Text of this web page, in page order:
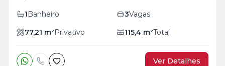
1Banheiro 3Vagas
77,21 m²Privativo 115,4 m²Total
Ver Detalhes